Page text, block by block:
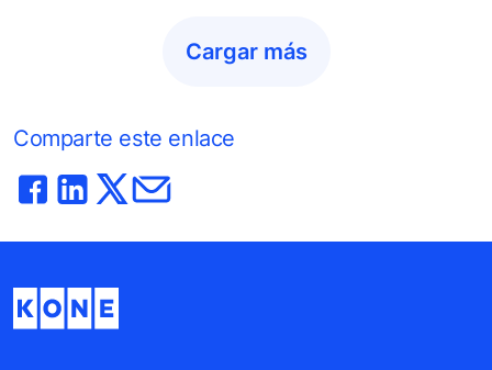
Cargar más
Comparte este enlace